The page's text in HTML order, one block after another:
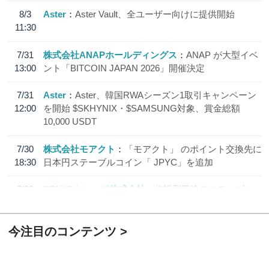
8/3
11:30
Aster Aster Vault、全ユーザー向けに提供開始
7/31
13:00
株式会社ANAPホールディングス
ANAP が大型イベ
ント「BITCOIN JAPAN 2026」開催決定
7/31
12:00
Aster
Aster、韓国RWAシーズン1取引キャンペーン
を開始 $SKHYNIX・$SAMSUNG対象、賞金総額
10,000 USDT
7/30
18:30
株式会社モアクト
「モアクト」 のポイント交換先に
日本円ステーブルコイン「 JPYC」を追加
7/29
SBI VCトレード株式会社
信託型円建てステーブル
今注目のコンテンツ